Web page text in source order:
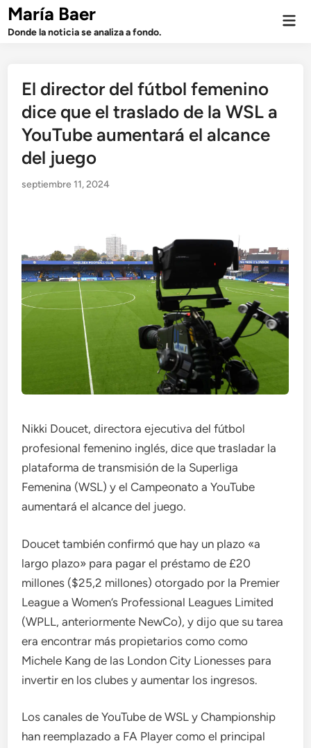
Saltar
contenido
María Baer
Donde la noticia se analiza a fondo.
El director del fútbol femenino
dice que el traslado de la WSL a
YouTube aumentará el alcance
del juego
septiembre 11, 2024
Nikki Doucet, directora ejecutiva del fútbol
profesional femenino inglés, dice que trasladar la
plataforma de transmisión de la Superliga
Femenina (WSL) y el Campeonato a YouTube
aumentará el alcance del juego.
Doucet también confirmó que hay un plazo «a
largo plazo» para pagar el préstamo de £20
millones ($25,2 millones) otorgado por la Premier
League a Women’s Professional Leagues Limited
(WPLL, anteriormente NewCo), y dijo que su tarea
era encontrar más propietarios como como
Michele Kang de las London City Lionesses para
invertir en los clubes y aumentar los ingresos.
Los canales de YouTube de WSL y Championship
han reemplazado a FA Player como el principal